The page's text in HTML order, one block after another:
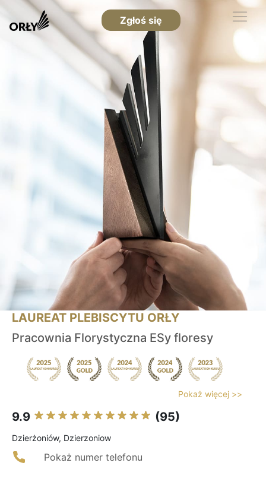
Zgłoś się
LAUREAT PLEBISCYTU ORŁY
Pracownia Florystyczna ESy floresy
Pokaż więcej >>
9.9 (95)
Dzierżoniów, Dzierzoniow
Pokaż numer telefonu